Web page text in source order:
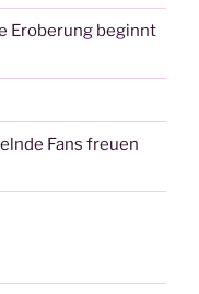
Eroberung beginnt
Fans freuen